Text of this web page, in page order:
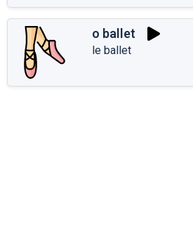
o ballet
le ballet